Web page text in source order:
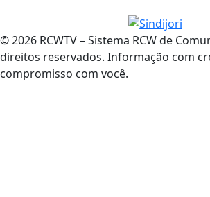
© 2026 RCWTV – Sistema RCW de
direitos reservados. Informação com
compromisso com você.